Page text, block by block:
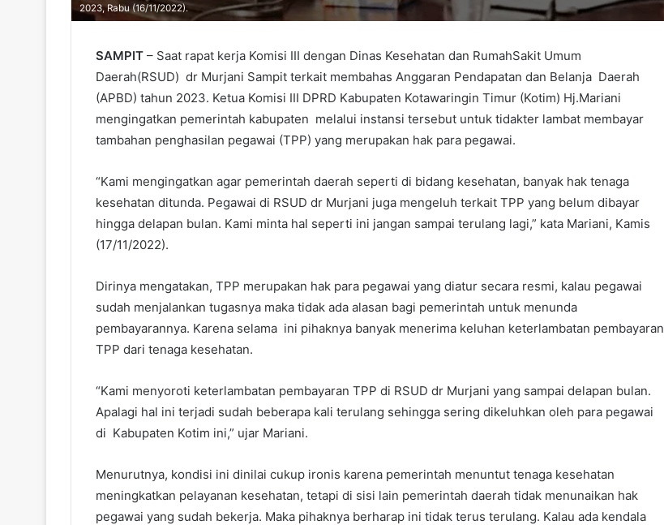
2023, Rabu (16/11/2022).
SAMPIT – Saat rapat kerja Komisi III dengan Dinas Kesehatan dan RumahSakit Umum
Daerah(RSUD) dr Murjani Sampit terkait membahas Anggaran Pendapatan dan Belanja Daerah
(APBD) tahun 2023. Ketua Komisi III DPRD Kabupaten Kotawaringin Timur (Kotim) Hj.Mariani
mengingatkan pemerintah kabupaten melalui instansi tersebut untuk tidakter lambat membayar
tambahan penghasilan pegawai (TPP) yang merupakan hak para pegawai.
“Kami mengingatkan agar pemerintah daerah seperti di bidang kesehatan, banyak hak tenaga
kesehatan ditunda. Pegawai di RSUD dr Murjani juga mengeluh terkait TPP yang belum dibayar
hingga delapan bulan. Kami minta hal seperti ini jangan sampai terulang lagi,” kata Mariani, Kamis
(17/11/2022).
Dirinya mengatakan, TPP merupakan hak para pegawai yang diatur secara resmi, kalau pegawai
sudah menjalankan tugasnya maka tidak ada alasan bagi pemerintah untuk menunda
pembayarannya. Karena selama ini pihaknya banyak menerima keluhan keterlambatan pembayaran
TPP dari tenaga kesehatan.
“Kami menyoroti keterlambatan pembayaran TPP di RSUD dr Murjani yang sampai delapan bulan.
Apalagi hal ini terjadi sudah beberapa kali terulang sehingga sering dikeluhkan oleh para pegawai
di Kabupaten Kotim ini,” ujar Mariani.
Menurutnya, kondisi ini dinilai cukup ironis karena pemerintah menuntut tenaga kesehatan
meningkatkan pelayanan kesehatan, tetapi di sisi lain pemerintah daerah tidak menunaikan hak
pegawai yang sudah bekerja. Maka pihaknya berharap ini tidak terus terulang. Kalau ada kendala